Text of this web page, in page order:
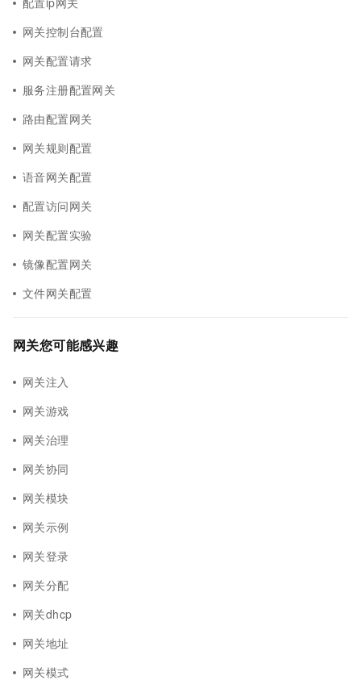
网关控制台配置
网关配置请求
服务注册配置网关
路由配置网关
网关规则配置
语音网关配置
配置访问网关
网关配置实验
镜像配置网关
文件网关配置
网关您可能感兴趣
网关注入
网关游戏
网关治理
网关协同
网关模块
网关示例
网关登录
网关分配
网关dhcp
网关地址
网关模式